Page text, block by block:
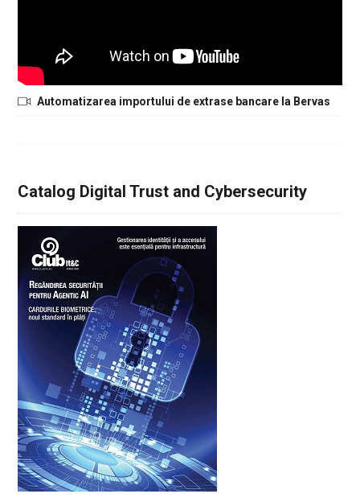
Automatizarea importului de extrase bancare la Bervas
Catalog Digital Trust and Cybersecurity